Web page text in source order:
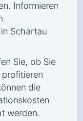
Informieren
Schartau
Sie, ob Sie
die
werden.